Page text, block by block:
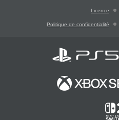
Licence
Politique de confidentialité